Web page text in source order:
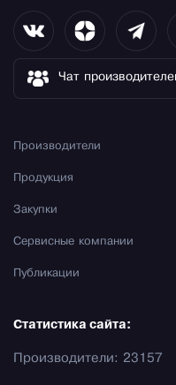
Чат
Производители
Продукция
Закупки
Сервисные компании
Публикации
Статистика сайта:
Производители: 23157